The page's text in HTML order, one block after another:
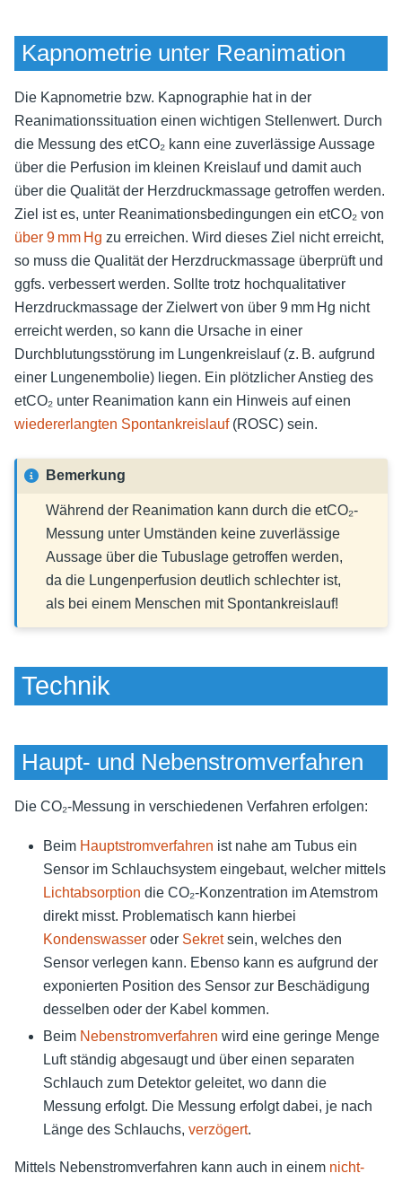
Kapnometrie unter Reanimation
Die Kapnometrie bzw. Kapnographie hat in der
Reanimationssituation einen wichtigen Stellenwert. Durch
die Messung des etCO₂ kann eine zuverlässige Aussage
über die Perfusion im kleinen Kreislauf und damit auch
über die Qualität der Herzdruckmassage getroffen werden.
Ziel ist es, unter Reanimationsbedingungen ein etCO₂ von
über 9 mm Hg zu erreichen. Wird dieses Ziel nicht erreicht,
so muss die Qualität der Herzdruckmassage überprüft und
ggfs. verbessert werden. Sollte trotz hochqualitativer
Herzdruckmassage der Zielwert von über 9 mm Hg nicht
erreicht werden, so kann die Ursache in einer
Durchblutungsstörung im Lungenkreislauf (z. B. aufgrund
einer Lungenembolie) liegen. Ein plötzlicher Anstieg des
etCO₂ unter Reanimation kann ein Hinweis auf einen
wiedererlangten Spontankreislauf(ROSC) sein.
Bemerkung
Während der Reanimation kann durch die etCO₂-
Messung unter Umständen keine zuverlässige
Aussage über die Tubuslage getroffen werden,
da die Lungenperfusion deutlich schlechter ist,
als bei einem Menschen mit Spontankreislauf!
Technik
Haupt- und Nebenstromverfahren
Die CO₂-Messung in verschiedenen Verfahren erfolgen:
Beim Hauptstromverfahren ist nahe am Tubus ein
Sensor im Schlauchsystem eingebaut, welcher mittels
Lichtabsorption die CO₂-Konzentration im Atemstrom
direkt misst. Problematisch kann hierbei
Kondenswasser oder Sekretsein, welches den
Sensor verlegen kann. Ebenso kann es aufgrund der
exponierten Position des Sensor zur Beschädigung
desselben oder der Kabel kommen.
Beim Nebenstromverfahren wird eine geringe Menge
Luft ständig abgesaugt und über einen separaten
Schlauch zum Detektor geleitet, wo dann die
Messung erfolgt. Die Messung erfolgt dabei, je nach
Länge des Schlauchs, verzögert.
Mittels Nebenstromverfahren kann auch in einem nicht-